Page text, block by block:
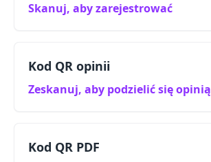
Skanuj, aby zarejestrować
Kod QR opinii
Zeskanuj, aby podzielić się opinią
Kod QR PDF